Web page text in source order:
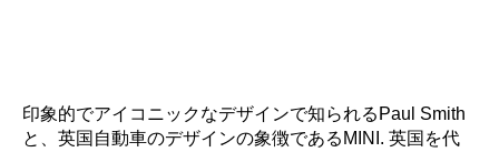
印象的でアイコニックなデザインで知られるPaul Smith
と、英国自動車のデザインの象徴であるMINI.​ 英国を代